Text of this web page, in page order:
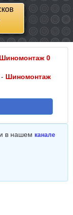
Шиномонтаж 0
- Шиномонтаж
в нашем канале